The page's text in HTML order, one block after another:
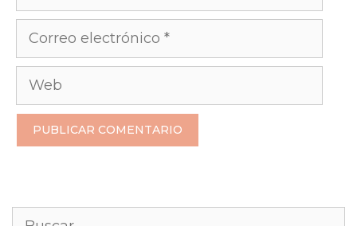
Correo
electrónico
Web
Buscar: